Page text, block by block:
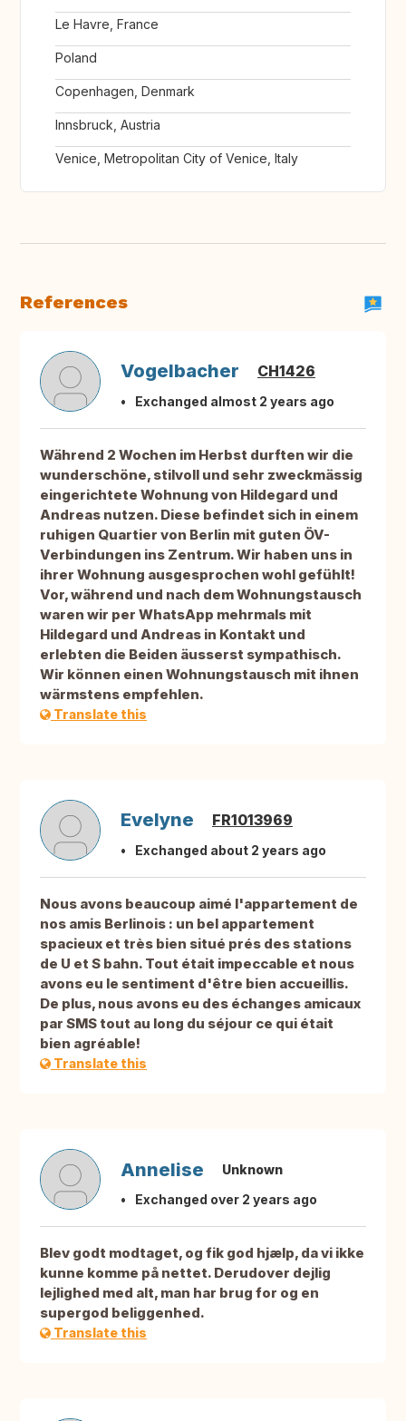
Le Havre, France
Poland
Copenhagen, Denmark
Innsbruck, Austria
Venice, Metropolitan City of Venice, Italy
References
Vogelbacher CH1426
Exchanged almost 2 years ago
Während 2 Wochen im Herbst durften wir die
wunderschöne, stilvoll und sehr zweckmässig
eingerichtete Wohnung von Hildegard und
Andreas nutzen. Diese befindet sich in einem
ruhigen Quartier von Berlin mit guten ÖV-
Verbindungen ins Zentrum. Wir haben uns in
ihrer Wohnung ausgesprochen wohl gefühlt!
Vor, während und nach dem Wohnungstausch
waren wir per WhatsApp mehrmals mit
Hildegard und Andreas in Kontakt und
erlebten die Beiden äusserst sympathisch.
Wir können einen Wohnungstausch mit ihnen
wärmstens empfehlen.
Translate this
Evelyne FR1013969
Exchanged about 2 years ago
Nous avons beaucoup aimé l'appartement de
nos amis Berlinois : un bel appartement
spacieux et très bien situé prés des stations
de U et S bahn. Tout était impeccable et nous
avons eu le sentiment d'être bien accueillis.
De plus, nous avons eu des échanges amicaux
par SMS tout au long du séjour ce qui était
bien agréable!
Translate this
Annelise
Unknown
Exchanged over 2 years ago
Blev godt modtaget, og fik god hjælp, da vi ikke
kunne komme på nettet. Derudover dejlig
lejlighed med alt, man har brug for og en
supergod beliggenhed.
Translate this